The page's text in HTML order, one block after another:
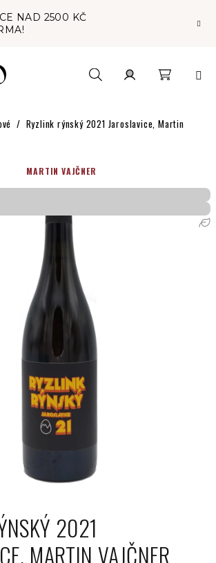
NAD 2500 KČ
/ Ryzlink rýnský 2021 Jaroslavice, Martin
2021
MARTIN VAJČNER
MARTIN VAJČNER